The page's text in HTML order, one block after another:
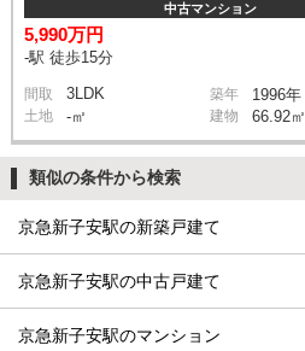
中古マンション
5,990万円
-駅 徒歩15分
間取 3LDK 築年 1996年
土地 -㎡ 建物 66.92㎡
類似の条件から検索
京急新子安駅の新築戸建て
京急新子安駅の中古戸建て
京急新子安駅のマンション